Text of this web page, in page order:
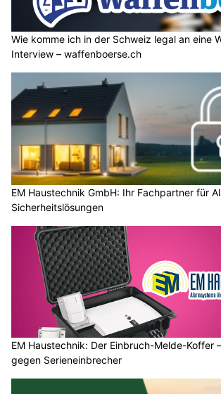
Wie komme ich in der Schweiz legal an eine
Interview – waffenboerse.ch
EM Haustechnik GmbH: Ihr Fachpartner für
Sicherheitslösungen
EM Haustechnik: Der Einbruch-Melde-Koffer
gegen Serieneinbrecher